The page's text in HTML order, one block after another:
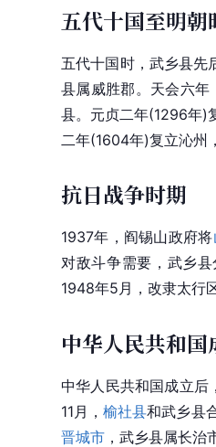
五代十国至明朝
五代十国时，武乡县先
县属威胜郡。天会六年
县。元贞二年(1296年)
二年(1604年)复立沁州
抗日战争时期
1937年，阎锡山政府将
对敌斗争需要，武乡
1948年5月，改隶太行
中华人民共和国
中华人民共和国成立后
11月，榆社县和武乡县
晋城市 ，武乡县属长治